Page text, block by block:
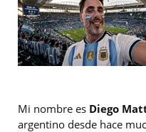
Mi nombre es Diego
argentino desde hace